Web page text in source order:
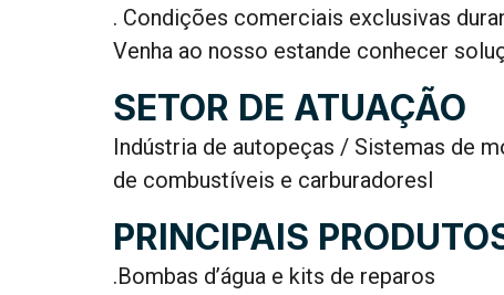
. Condições comerciais exclusivas
Venha ao nosso estande conhecer
SETOR DE ATUAÇÃO
Indústria de autopeças / Sistemas de
de combustíveis e carburadoresl
PRINCIPAIS
.Bombas d’água e kits de reparos